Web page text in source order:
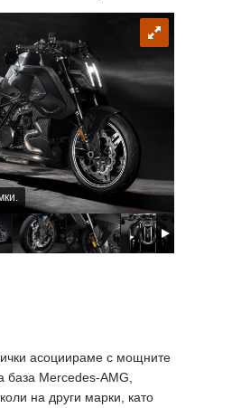
асоциираме с мощните
Mercedes-AMG,
на други марки, като